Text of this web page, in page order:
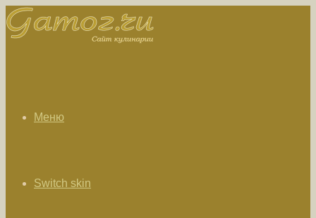
Меню
Switch skin